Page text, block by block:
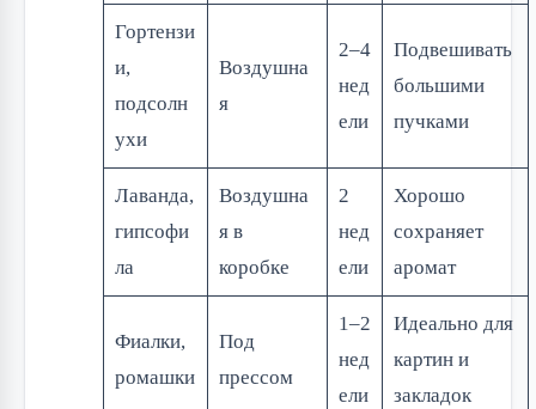
Гортензи
и,
подсолн
ухи
Воздушна
я
2–4
нед
ели
Подвешивать
большими
пучками
Лаванда,
гипсофи
ла
Воздушна
я в
коробке
2
нед
ели
Хорошо
сохраняет
аромат
Фиалки,
ромашки
Под
прессом
1–2
нед
ели
Идеально для
картин и
закладок